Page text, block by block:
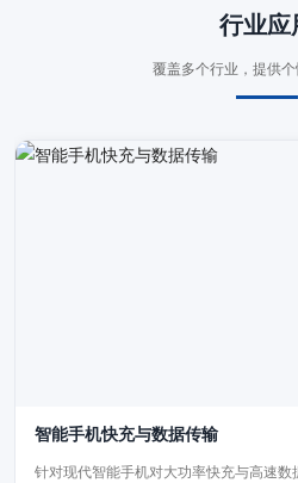
行业应
覆盖多个行业，提供
智能手机快充与数据传输
针对现代智能手机对大功率快充与高速数